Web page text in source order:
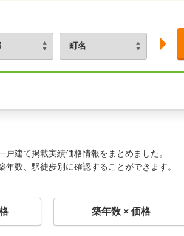
建て掲載実績価格情報をまとめました。
数、駅徒歩別に確認することができます。
築年数 × 価格